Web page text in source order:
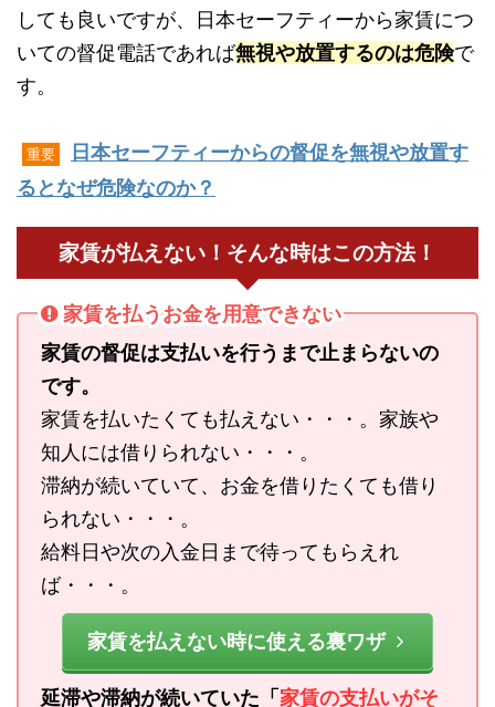
しても良いですが、日本セーフティーから家賃につ
いての督促電話であれば無視や放置するのは危険で
す。
重要
日本セーフティーからの督促を無視や放置す
るとなぜ危険なのか？
家賃が払えない！そんな時はこの方法！
家賃を払うお金を用意できない
家賃の督促は支払いを行うまで止まらないの
です。
家賃を払いたくても払えない・・・。家族や
知人には借りられない・・・。
滞納が続いていて、お金を借りたくても借り
られない・・・。
給料日や次の入金日まで待ってもらえれ
ば・・・。
家賃を払えない時に使える裏ワザ
延滞や滞納が続いていた「 家賃の支払いがそ